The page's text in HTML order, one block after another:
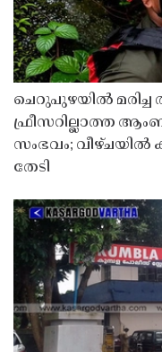
ചെറുപുഴയിൽ
ഫ്രീസറില്ലാത്ത
സംഭവം;
തേടി